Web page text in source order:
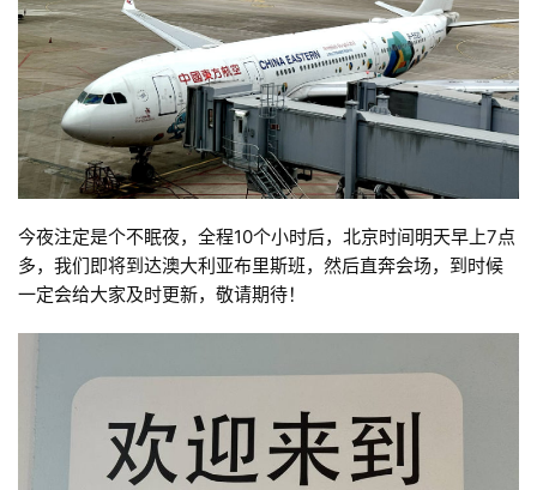
今夜注定是个不眠夜，全程10个小时后，北京时间明天早上7点
多，我们即将到达澳大利亚布里斯班，然后直奔会场，到时候
一定会给大家及时更新，敬请期待！